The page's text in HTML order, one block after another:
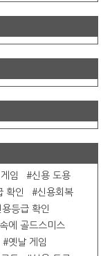
임
신용 도용
확인
신용회복
용등급 확인
에 골드스미스
옛날 게임